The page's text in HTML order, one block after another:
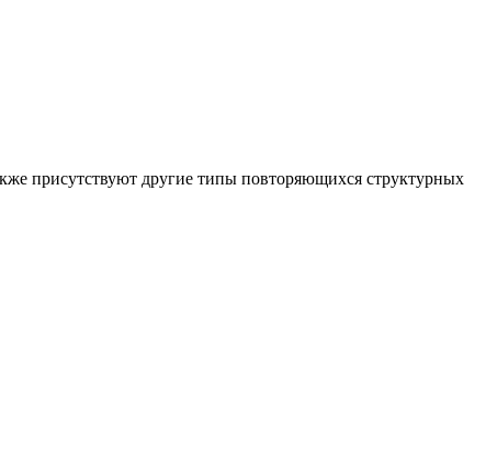
присутствуют другие типы повторяющихся структурных